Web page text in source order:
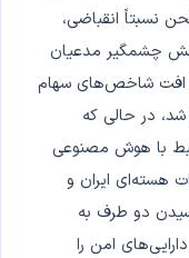
نسبتاً انقباضی،
چشمگیر مدعیان
و افت شاخص‌های سهام
شد، در حالی که
با هوش مصنوعی
هسته‌ای ایران و
دو طرف به
امن را